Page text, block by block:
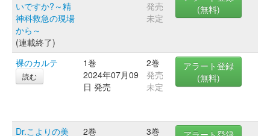
いですか?～精
神科救急の現場
から～
(連載終了)
発売
未定
(無料)
裸のカルテ
読む
1巻
2024年07月09
日 発売
2巻
発売
未定
アラート登録
(無料)
Dr.こよりの美
2巻
3巻